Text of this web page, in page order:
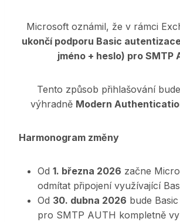
Microsoft oznámil, že v rámci
ukončí podporu Basic
jméno + heslo) pro SMTP
Tento způsob přihlašování
výhradně Modern
Harmonogram změny
Od 1. března 2026 začne
odmítat připojení využívající
Od 30. dubna 2026 bude
pro SMTP AUTH kompletně